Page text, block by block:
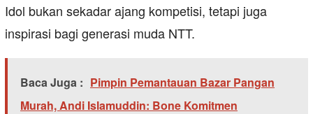
Idol bukan sekadar ajang kompetisi, tetapi juga
inspirasi bagi generasi muda NTT.
Baca Juga : Pimpin Pemantauan Bazar Pangan
Murah, Andi Islamuddin: Bone Komitmen